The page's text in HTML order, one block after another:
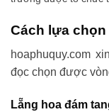
Cách lựa
hoaphuquy.com
đọc chọn được
Lẵng hoa đám